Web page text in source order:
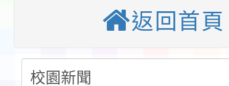
錦標賽」海洋艇及
計畫」公費接種對象擴
115學年度迎新活動暨
會活動流程表
本校115學年度第1學
第3次招考代課鐘點教
檢送「桃園市115學年
返回首頁